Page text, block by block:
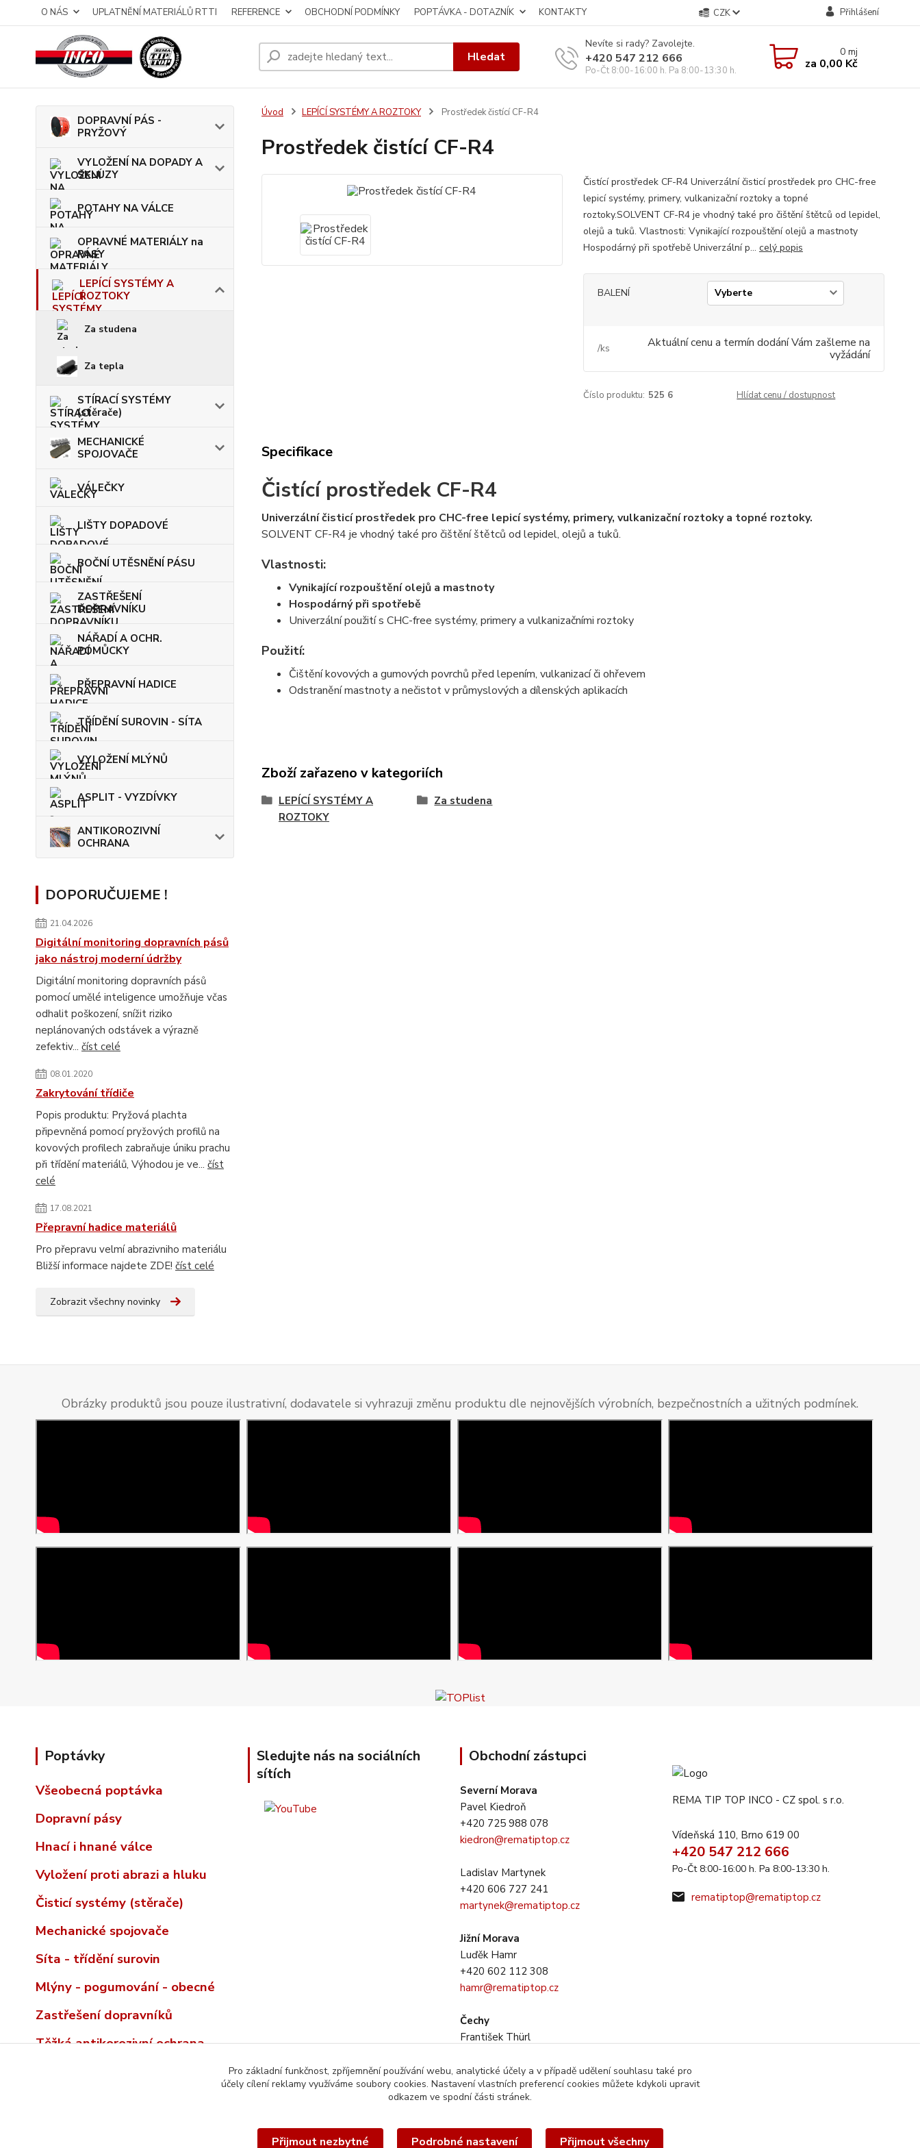
O NÁS UPLATNĚNÍ MATERIÁLŮ RTTI REFERENCE OBCHODNÍ PODMÍNKY POPTÁVKA - DOTAZNÍK KONTAKTY CZK Přihlášení
Hledat
Nevíte si rady? Zavolejte.
+420 547 212 666
Po-Čt 8:00-16:00 h. Pa 8:00-13:30 h.
0mj
za 0,00 Kč
DOPRAVNÍ PÁS -
PRYŽOVÝ
VYLOŽENÍ NA DOPADY A
SKLUZY
POTAHY NA VÁLCE
OPRAVNÉ MATERIÁLY na
PÁSY
LEPÍCÍ SYSTÉMY A
ROZTOKY
Za studena
Za tepla
STÍRACÍ SYSTÉMY
(stěrače)
MECHANICKÉ
SPOJOVAČE
VÁLEČKY
LIŠTY DOPADOVÉ
BOČNÍ UTĚSNĚNÍ PÁSU
ZASTŘEŠENÍ
DOPRAVNÍKU
NÁŘADÍ A OCHR.
POMŮCKY
PŘEPRAVNÍ HADICE
TŘÍDĚNÍ SUROVIN - SÍTA
VYLOŽENÍ MLÝNŮ
ASPLIT - VYZDÍVKY
ANTIKOROZIVNÍ
OCHRANA
DOPORUČUJEME !
21.04.2026
Digitální monitoring dopravních pásů
jako nástroj moderní údržby
Digitální monitoring dopravních pásů
pomocí umělé inteligence umožňuje včas
odhalit poškození, snížit riziko
neplánovaných odstávek a výrazně
zefektiv... číst celé
08.01.2020
Zakrytování třídiče
Popis produktu: Pryžová plachta
připevněná pomocí pryžových profilů na
kovových profilech zabraňuje úniku prachu
při třídění materiálů, Výhodou je ve... číst
celé
17.08.2021
Přepravní hadice materiálů
Pro přepravu velmí abrazivniho materiálu
Bližší informace najdete ZDE! číst celé
Zobrazit všechny novinky
Úvod LEPÍCÍ SYSTÉMY A ROZTOKY Prostředek čistící CF-R4
Prostředek čistící CF-R4
Čistící prostředek CF-R4 Univerzální čisticí prostředek pro CHC-free
lepicí systémy, primery, vulkanizační roztoky a topné
roztoky.SOLVENT CF-R4 je vhodný také pro čištění štětců od lepidel,
olejů a tuků. Vlastnosti: Vynikající rozpouštění olejů a mastnoty
Hospodárný při spotřebě Univerzální p... celý popis
BALENÍ
/ks
Aktuální cenu a termín dodání Vám zašleme na
vyžádání
Číslo produktu: 525 6 Hlídat cenu / dostupnost
Specifikace
Čistící prostředek CF-R4
Univerzální čisticí prostředek pro CHC-free lepicí systémy, primery, vulkanizační roztoky a topné roztoky.
SOLVENT CF-R4 je vhodný také pro čištění štětců od lepidel, olejů a tuků.
Vlastnosti:
Vynikající rozpouštění olejů a mastnoty
Hospodárný při spotřebě
Univerzální použití s CHC-free systémy, primery a vulkanizačními roztoky
Použití:
Čištění kovových a gumových povrchů před lepením, vulkanizací či ohřevem
Odstranění mastnoty a nečistot v průmyslových a dílenských aplikacích
Zboží zařazeno v kategoriích
LEPÍCÍ SYSTÉMY A
ROZTOKY
Za studena
Obrázky produktů jsou pouze ilustrativní, dodavatele si vyhrazuji změnu produktu dle nejnovějších výrobních, bezpečnostních a užitných podmínek.
Poptávky
Všeobecná poptávka
Dopravní pásy
Hnací i hnané válce
Vyložení proti abrazi a hluku
Čisticí systémy (stěrače)
Mechanické spojovače
Síta - třídění surovin
Mlýny - pogumování - obecné
Zastřešení dopravníků
Těžká antikorozivní ochrana
Sledujte nás na sociálních
sítích
Obchodní zástupci
Severní Morava
Pavel Kiedroň
+420 725 988 078
kiedron@rematiptop.cz
Ladislav Martynek
+420 606 727 241
martynek@rematiptop.cz
Jižní Morava
Luďěk Hamr
+420 602 112 308
hamr@rematiptop.cz
Čechy
František Thürl
thurl@rematiptop.cz
REMA TIP TOP INCO - CZ spol. s r.o.
Vídeňská 110, Brno 619 00
+420 547 212 666
Po-Čt 8:00-16:00 h. Pa 8:00-13:30 h.
rematiptop@rematiptop.cz
Pro základní funkčnost, zpříjemnění používání webu, analytické účely a v případě udělení souhlasu také pro
účely cílení reklamy využíváme soubory cookies. Nastavení vlastních preferencí cookies můžete kdykoli upravit
odkazem ve spodní části stránek.
Přijmout nezbytné Podrobné nastavení Přijmout všechny